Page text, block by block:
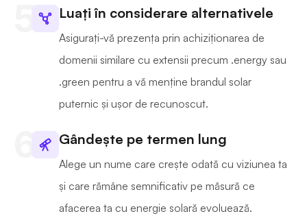
Luați în considerare alternativele
Asigurați-vă prezența prin achiziționarea de
domenii similare cu extensii precum .energy sau
.green pentru a vă menține brandul solar
puternic și ușor de recunoscut.
Gândește pe termen lung
Alege un nume care crește odată cu viziunea ta
și care rămâne semnificativ pe măsură ce
afacerea ta cu energie solară evoluează.